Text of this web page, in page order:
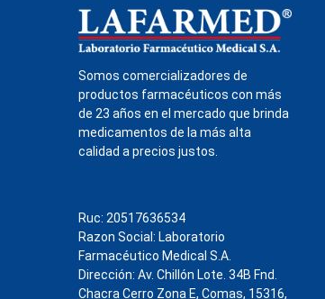
Somos comercializadores de
productos farmacéuticos con más
de 23 años en el mercado que brinda
medicamentos de la más alta
calidad a precios justos.
Ruc: 20517636534
Razon Social: Laboratorio
Farmacéutico Medical S.A.
Dirección: Av. Chillón Lote. 34B Fnd.
Chacra Cerro Zona E, Comas, 15316,